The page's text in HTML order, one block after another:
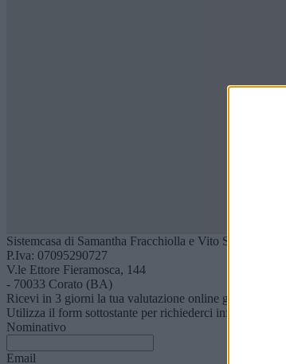
Sistemcasa di Samantha Fracchiolla e Vito Scaringella
P.Iva: 07095290727
V.le Ettore Fieramosca, 144
- 70033 Corato (BA)
Ricevi in 3 giorni la tua valutazione online gratuita!
Utilizza il form sottostante per richiederci informazioni!
Nominativo
Email